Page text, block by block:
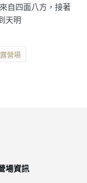
自四面八方，接著
天明
營場
場資訊